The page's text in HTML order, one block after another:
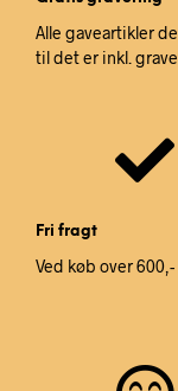
Alle gaveartikler
til det er inkl.
Fri fragt
Ved køb over 600,-